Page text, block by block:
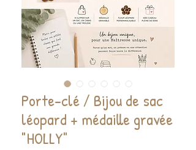
Porte-clé / Bijou de sac
léopard + médaille gravée
"HOLLY"